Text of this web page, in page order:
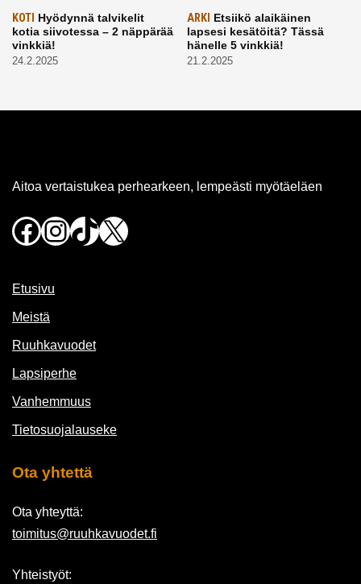
KOTI Hyödynnä talvikelit
kotia siivotessa – 2 näppärää
vinkkiä!
24.2.2025
ARKI Etsiikö alaikäinen
lapsesi kesätöitä? Tässä
hänelle 5 vinkkiä!
21.2.2025
Aitoa vertaistukea perhearkeen, lempeästi myötäeläen
Facebook
Instagram
TikTok
X
Etusivu
Meistä
Ruuhkavuodet
Lapsiperhe
Vanhemmuus
Tietosuojalauseke
Ota yhtettä
Ota yhteyttä:
toimitus@ruuhkavuodet.fi
Yhteistyöt: